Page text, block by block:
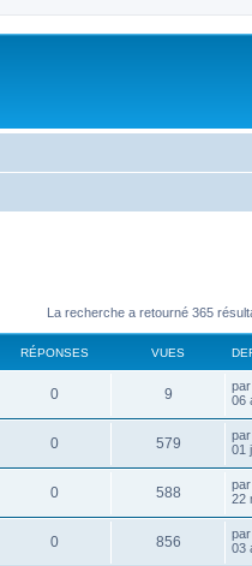
La recherche a retourné 365
RÉPONSES VUES
0 9 par
06
0 579 par
01
0 588 par
22
0 856 par
03